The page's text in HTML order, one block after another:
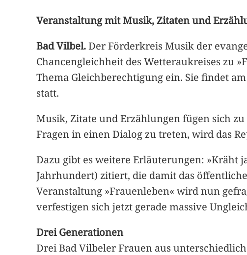
Veranstaltung mit Musik, Zitaten und
Bad Vilbel.Der Förderkreis Musik der
Chancengleichheit des Wetteraukreises zu
Thema Gleichberechtigung ein. Sie findet
statt.
Musik, Zitate und Erzählungen fügen sich
Fragen in einen Dialog zu treten, wird das
Dazu gibt es weitere Erläuterungen: »Kräht
Jahrhundert) zitiert, die damit das
Veranstaltung »Frauenleben« wird nun
verfestigen sich jetzt gerade massive
Drei Generationen
Drei Bad Vilbeler Frauen aus